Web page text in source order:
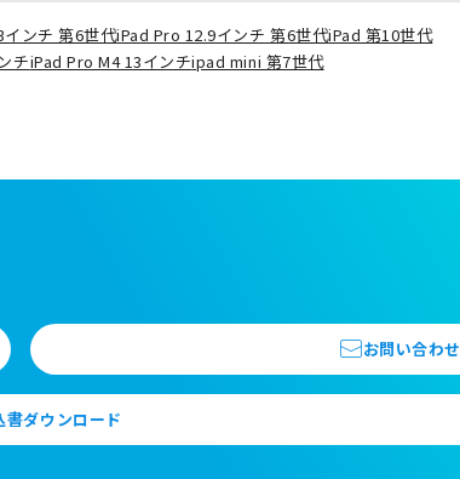
ンチ 第6世代iPad Pro 12.9インチ 第6世代iPad 第10世代
チiPad Pro M4 13インチipad mini 第7世代
お問い合わせ
書ダウンロード